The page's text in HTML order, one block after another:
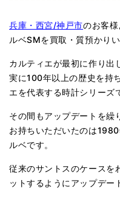
兵庫・西宮/神戸市のお客
ルベSMを買取・質預かりい
カルティエが最初に作り出
実に100年以上の歴史を持
エを代表する時計シリーズ
その間もアップデートを繰
お持ちいただいたのは
ルベです。
従来のサントスのケースを
ットするようにアップデー